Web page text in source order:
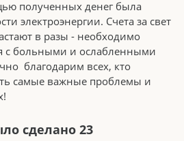
полученных денег была
электроэнергии. Счета за свет
в разы - необходимо
с больными и ослабленными
благодарим всех, кто
самые важные проблемы и
сделано 23